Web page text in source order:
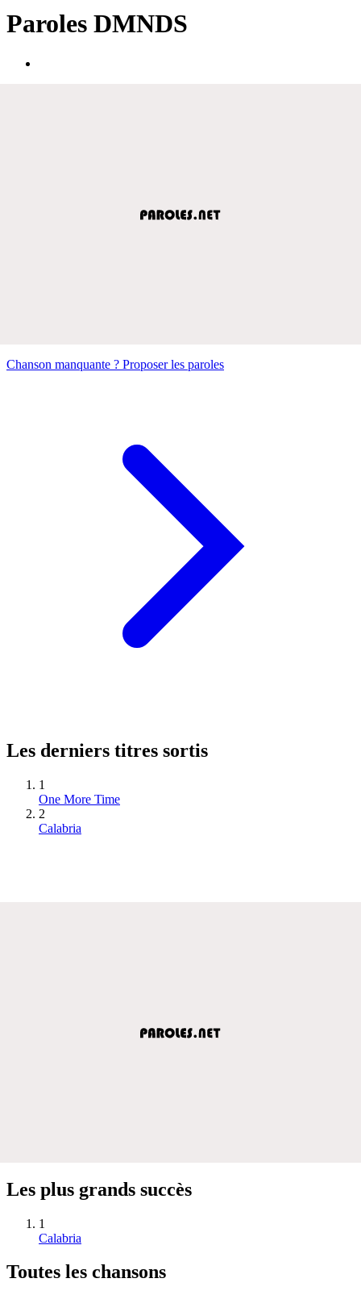
Paroles DMNDS
Chanson manquante ? Proposer les paroles
Les derniers titres sortis
1
One More Time
2
Calabria
Les plus grands succès
1
Calabria
Toutes les chansons